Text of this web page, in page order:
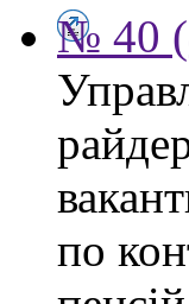
№ 40
по